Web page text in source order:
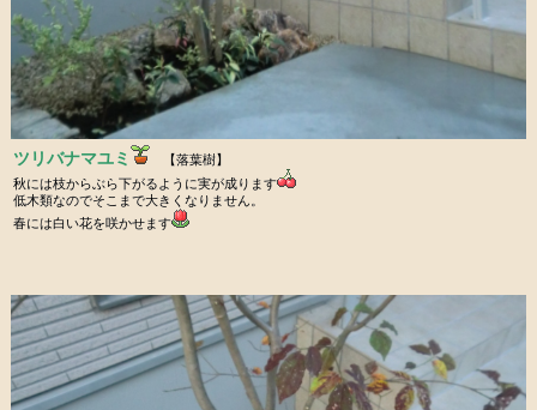
ツリバナマユミ
【落葉樹】
秋には枝からぶら下がるように実が成ります
低木類なのでそこまで大きくなりません。
春には白い花を咲かせます